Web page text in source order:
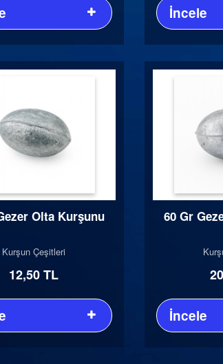
İncele
Olta Kurşunu
Kurşun Çeşitleri
12,50 TL
60 Gr
İncele